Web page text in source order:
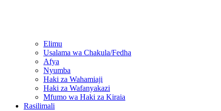
Elimu
Usalama wa Chakula/Fedha
Afya
Nyumba
Haki za Wahamiaji
Haki za Wafanyakazi
Mfumo wa Haki za Kiraia
Rasilimali